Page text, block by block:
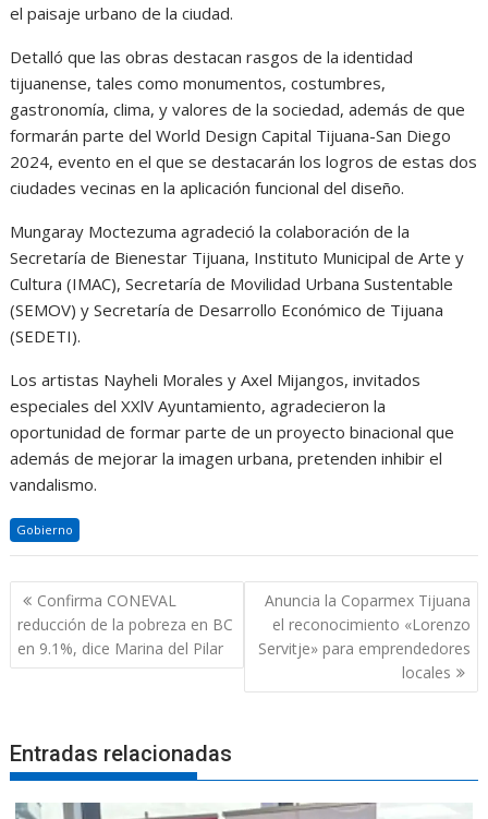
el paisaje urbano de la ciudad.
Detalló que las obras destacan rasgos de la identidad
tijuanense, tales como monumentos, costumbres,
gastronomía, clima, y valores de la sociedad, además de que
formarán parte del World Design Capital Tijuana-San Diego
2024, evento en el que se destacarán los logros de estas dos
ciudades vecinas en la aplicación funcional del diseño.
Mungaray Moctezuma agradeció la colaboración de la
Secretaría de Bienestar Tijuana, Instituto Municipal de Arte y
Cultura (IMAC), Secretaría de Movilidad Urbana Sustentable
(SEMOV) y Secretaría de Desarrollo Económico de Tijuana
(SEDETI).
Los artistas Nayheli Morales y Axel Mijangos, invitados
especiales del XXlV Ayuntamiento, agradecieron la
oportunidad de formar parte de un proyecto binacional que
además de mejorar la imagen urbana, pretenden inhibir el
vandalismo.
Gobierno
Navegación
de
entradas
Confirma CONEVAL
reducción de la pobreza en BC
en 9.1%, dice Marina del Pilar
Anuncia la Coparmex Tijuana
el reconocimiento «Lorenzo
Servitje» para emprendedores
locales
Entradas relacionadas